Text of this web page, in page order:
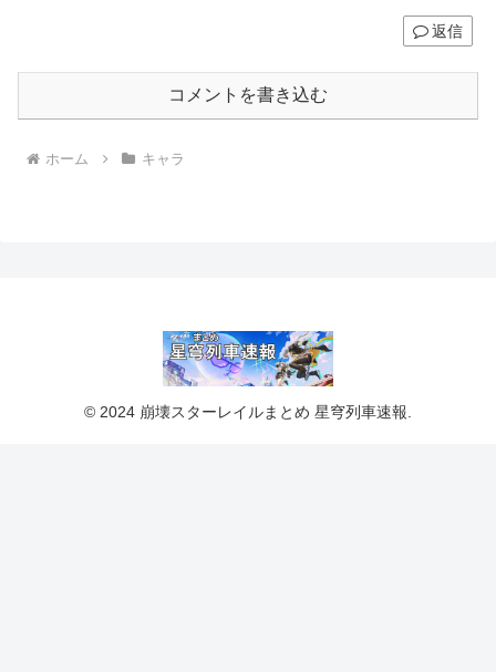
返信
コメントを書き込む
ホーム キャラ
© 2024 崩壊スターレイルまとめ 星穹列車速報.